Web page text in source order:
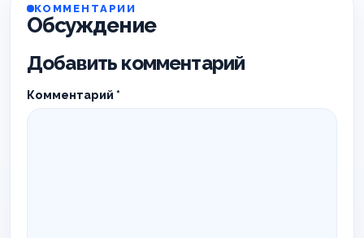
КОММЕНТАРИИ
Обсуждение
Добавить комментарий
Комментарий *